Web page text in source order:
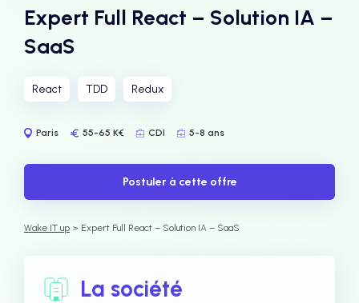
Expert Full React – Solution IA –
SaaS
React TDD Redux
Paris 55-65 K€ CDI 5-8 ans
Postuler à cette offre
Wake IT up > Expert Full React – Solution IA – SaaS
La société